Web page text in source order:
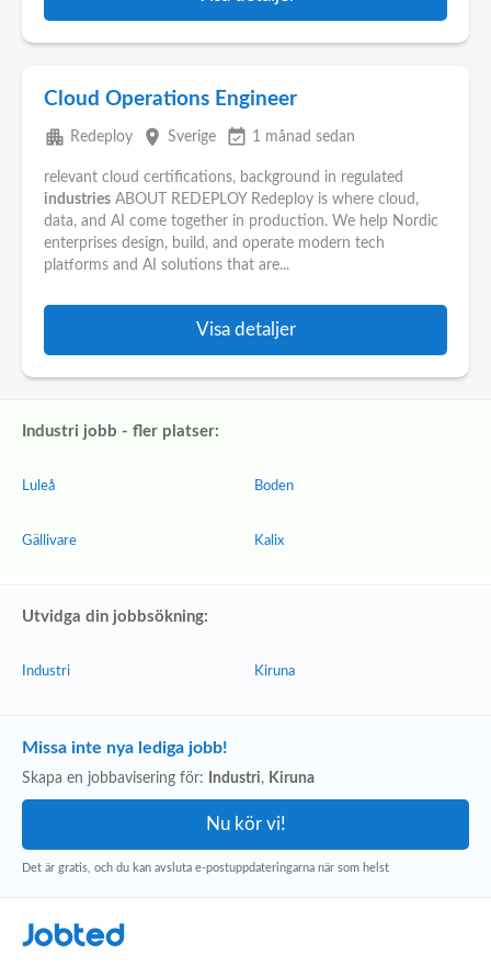
Cloud Operations Engineer
apartment Redeploy place Sverige event_available 1 månad sedan
relevant cloud certifications, background in regulated
industries ABOUT REDEPLOY Redeploy is where cloud,
data, and AI come together in production. We help Nordic
enterprises design, build, and operate modern tech
platforms and AI solutions that are...
Visa detaljer
Industri jobb - fler platser:
Luleå
Gällivare
Boden
Kalix
Utvidga din jobbsökning:
Industri Kiruna
Missa inte nya lediga jobb!
Skapa en jobbavisering för: Industri, Kiruna
Det är gratis, och du kan avsluta e-postuppdateringarna när som helst
Jobted